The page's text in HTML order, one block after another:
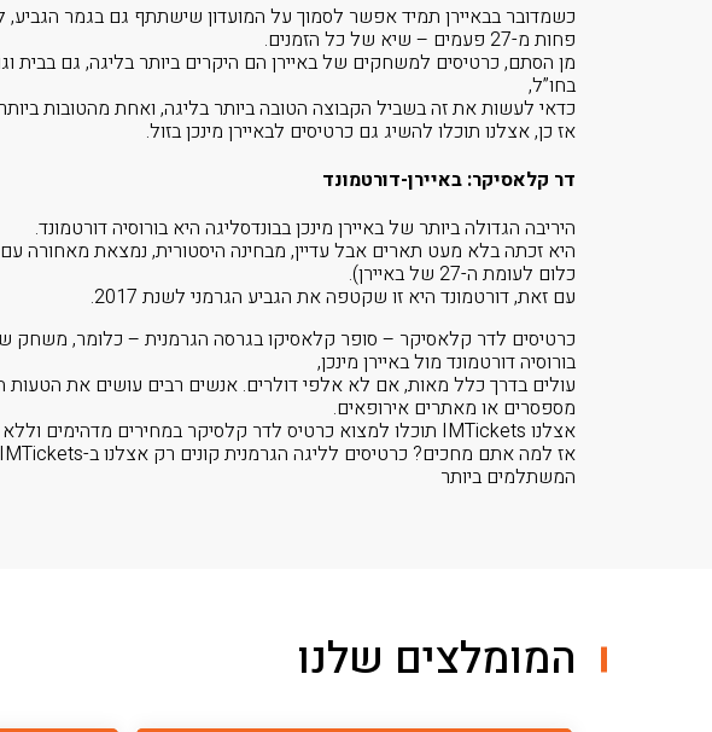
כשמדובר בבאיירן תמיד אפשר לסמוך על המועדון שישתתף גם בגמר
פחות מ-27 פעמים – שיא של כל הזמנים.
מן הסתם, כרטיסים למשחקים של באיירן הם היקרים ביותר בליגה, גם
בחו”ל,
כדאי לעשות את זה בשביל הקבוצה הטובה ביותר בליגה, ואחת מהטובות
אז כן, אצלנו תוכלו להשיג גם כרטיסים לבאיירן מינכן בזול.
דר קלאסיקר: באיירן-דורטמונד
היריבה הגדולה ביותר של באיירן מינכן בבונדסליגה היא בורוסיה דורטמונד.
היא זכתה בלא מעט תארים אבל עדיין, מבחינה היסטורית, נמצאת מאחורה
כלום לעומת ה-27 של באיירן).
עם זאת, דורטמונד היא זו שקטפה את הגביע הגרמני לשנת 2017.
כרטיסים לדר קלאסיקר – סופר קלאסיקו בגרסה הגרמנית – כלומר, משחק
בורוסיה דורטמונד מול באיירן מינכן,
עולים בדרך כלל מאות, אם לא אלפי דולרים. אנשים רבים עושים את הטעות
מספסרים או מאתרים אירופאים.
אצלנו IMTickets תוכלו למצוא כרטיס לדר קלסיקר במחירים מדהימים וללא תחרות.
המשתלמים ביותר
המומלצים שלנו